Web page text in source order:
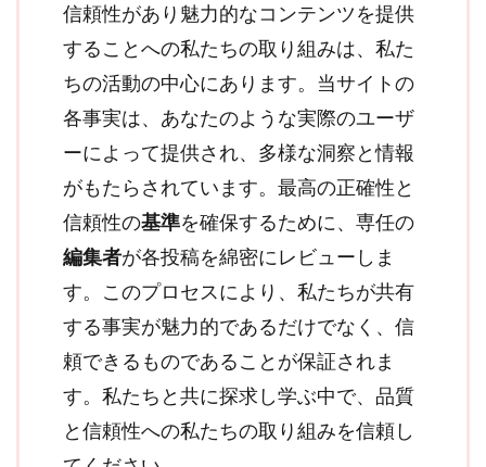
信頼性があり魅力的なコンテンツを提供
することへの私たちの取り組みは、私た
ちの活動の中心にあります。当サイトの
各事実は、あなたのような実際のユーザ
ーによって提供され、多様な洞察と情報
がもたらされています。最高の正確性と
信頼性の基準を確保するために、専任の
編集者が各投稿を綿密にレビューしま
す。このプロセスにより、私たちが共有
する事実が魅力的であるだけでなく、信
頼できるものであることが保証されま
す。私たちと共に探求し学ぶ中で、品質
と信頼性への私たちの取り組みを信頼し